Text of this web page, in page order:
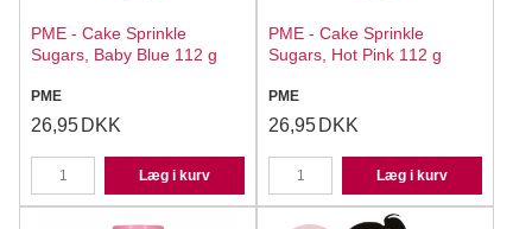
PME - Cake Sprinkle
Sugars, Baby Blue 112 g
PME
26,95 DKK
Læg i kurv
PME - Cake Sprinkle
Sugars, Hot Pink 112 g
PME
26,95 DKK
Læg i kurv